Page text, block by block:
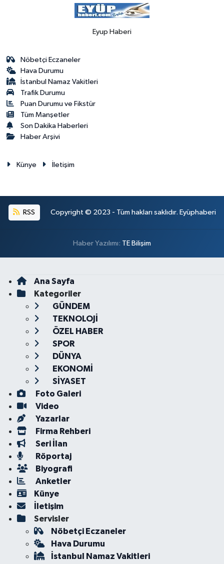
Eyup Haberi
Nöbetçi Eczaneler
Hava Durumu
İstanbul Namaz Vakitleri
Trafik Durumu
Puan Durumu ve Fikstür
Tüm Manşetler
Son Dakika Haberleri
Haber Arşivi
Künye İletişim
RSS Copyright © 2023 - Tüm hakları saklıdır. Eyüphaberi
Haber Yazılımı: TE Bilişim
Ana Sayfa
Kategoriler
GÜNDEM
TEKNOLOJİ
ÖZEL HABER
SPOR
DÜNYA
EKONOMİ
SİYASET
Foto Galeri
Video
Yazarlar
Firma Rehberi
Seri İlan
Röportaj
Biyografi
Anketler
Künye
İletişim
Servisler
Nöbetçi Eczaneler
Hava Durumu
İstanbul Namaz Vakitleri